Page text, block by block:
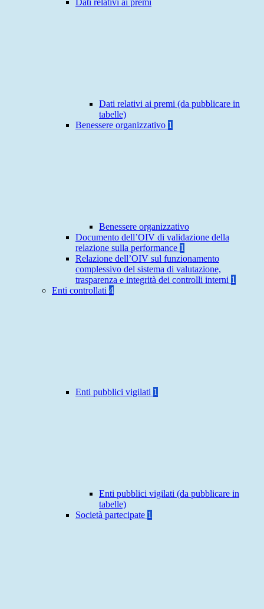
Dati relativi ai premi
Dati relativi ai premi (da pubblicare in
tabelle)
Benessere organizzativo 1
Benessere organizzativo
Documento dell’OIV di validazione della
relazione sulla performance 1
Relazione dell’OIV sul funzionamento
complessivo del sistema di valutazione,
trasparenza e integrità dei controlli interni 1
Enti controllati 4
Enti pubblici vigilati 1
Enti pubblici vigilati (da pubblicare in
tabelle)
Società partecipate 1